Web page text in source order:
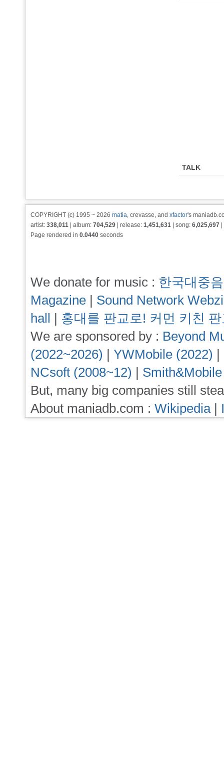
TALK
COPYRIGHT (c) 1995 ~ 2026 matia, crevasse, and xfactor's
artist: 338,011 | album: 704,529 | release: 1,451,631 | song: 6,025,697
Page rendered in 0.0440 seconds
We donate for music : 한국대중
Magazine | Sound Network
hall | 홍대를 판교로! 커먼 키친
We are sponsored by : Beyond
(2022~2026) | YWMobile (2022) |
NCsoft (2008~12) |
But, many big companies still
About maniadb.com : Wikipedia|